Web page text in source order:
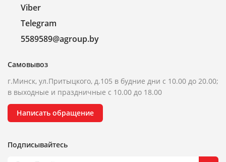
Viber
Telegram
5589589@agroup.by
Самовывоз
г.Минск, ул.Притыцкого, д.105 в будние дни с 10.00 до 20.00;
в выходные и праздничные с 10.00 до 18.00
Написать обращение
Подписывайтесь